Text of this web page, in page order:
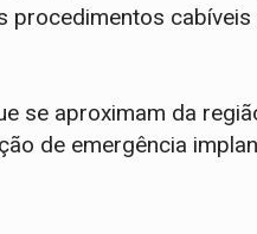
procedimentos
se aproximam da
de emergência